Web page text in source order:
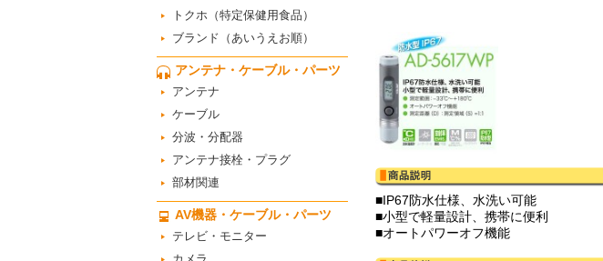
トクホ（特定保健用食品）
ブランド（あいうえお順）
アンテナ・ケーブル・パーツ
アンテナ
ケーブル
分波・分配器
アンテナ接栓・プラグ
部材関連
AV機器・ケーブル・パーツ
テレビ・モニター
■IP67防水仕様、水洗い可能
■小型で軽量設計、携帯に便利
■オートパワーオフ機能